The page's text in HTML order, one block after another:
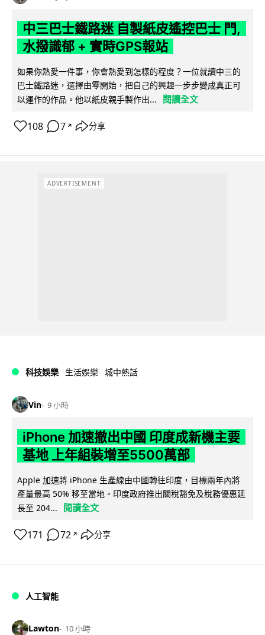
中三巴士鐵路迷 自製紙皮遙控巴士 門,
水撥識郁 + 實時GPS報站
如果你熱愛一件事，你會熱愛到怎樣的程度？一位就讀中三的
巴士鐵路迷，選擇由零開始，把自己的興趣一步步變成真正可
以運作的作品。他以紙皮親手製作出...
閱讀全文
108 7 ↗ 分享
ADVERTISEMENT
科技娛樂 生活娛樂 城中熱話
Vin 9 小時
iPhone 加速撤出中國 印度成新機主要
基地 上年組裝增至5500萬部
Apple 加速將 iPhone 生產線由中國轉往印度，目標兩年內將
產量最高 50% 移至當地。印度政府推出關稅豁免及稅務優惠延
長至 204...
閱讀全文
171 72 ↗ 分享
人工智能
Lawton 10 小時